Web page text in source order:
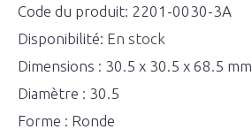
Code du produit: 2201-0030-3A
Disponibilité: En stock
Dimensions : 30.5 x 30.5 x 68.5 mm
Diamètre : 30.5
Forme : Ronde